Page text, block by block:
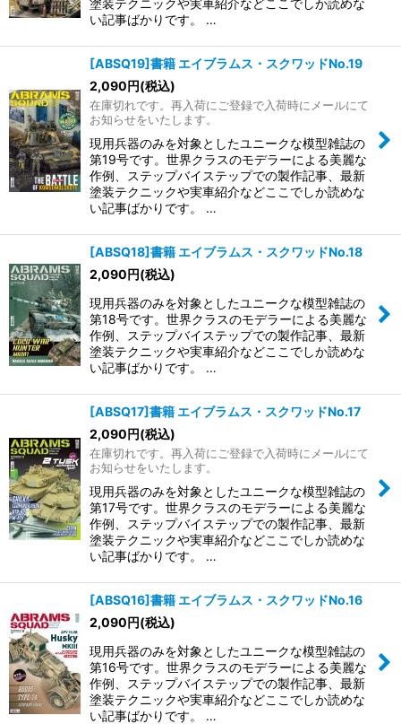
塗装テクニックや実車紹介などここでしか読めな
い記事ばかりです。 …
[ABSQ19]書籍 エイブラムス・スクワッドNo.19
2,090円(税込)
在庫切れです。再入荷にご登録で入荷時にメールにて
お知らせをいたします。
現用兵器のみを対象としたユニークな模型雑誌の
第19号です。世界クラスのモデラーによる美麗な
作例、ステップバイステップでの製作記事、最新
塗装テクニックや実車紹介などここでしか読めな
い記事ばかりです。 …
[ABSQ18]書籍 エイブラムス・スクワッドNo.18
2,090円(税込)
現用兵器のみを対象としたユニークな模型雑誌の
第18号です。世界クラスのモデラーによる美麗な
作例、ステップバイステップでの製作記事、最新
塗装テクニックや実車紹介などここでしか読めな
い記事ばかりです。 …
[ABSQ17]書籍 エイブラムス・スクワッドNo.17
2,090円(税込)
在庫切れです。再入荷にご登録で入荷時にメールにて
お知らせをいたします。
現用兵器のみを対象としたユニークな模型雑誌の
第17号です。世界クラスのモデラーによる美麗な
作例、ステップバイステップでの製作記事、最新
塗装テクニックや実車紹介などここでしか読めな
い記事ばかりです。 …
[ABSQ16]書籍 エイブラムス・スクワッドNo.16
2,090円(税込)
現用兵器のみを対象としたユニークな模型雑誌の
第16号です。世界クラスのモデラーによる美麗な
作例、ステップバイステップでの製作記事、最新
塗装テクニックや実車紹介などここでしか読めな
い記事ばかりです。 …